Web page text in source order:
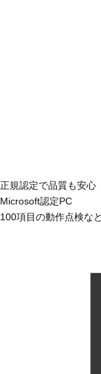
正規認定で品質も安心
Microsoft認定PC
100項目の動作点検な